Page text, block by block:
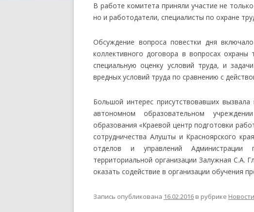
В работе комитета приняли участие не
но и работодатели, специалисты по охране
Обсуждение вопроса повестки дня
коллективного договора в вопросах
специальную оценку условий труда, и
вредных условий труда по сравнению с
Большой интерес присутствовавших
автономном образовательном
образования «Краевой центр подготовки
сотрудничества Алушты и Красноярского
отделов и управлений Администрации
территориальной организации Залужная
оказать содействие в организации обучения
Запись опубликована 16.02.2016 в рубрике Новости